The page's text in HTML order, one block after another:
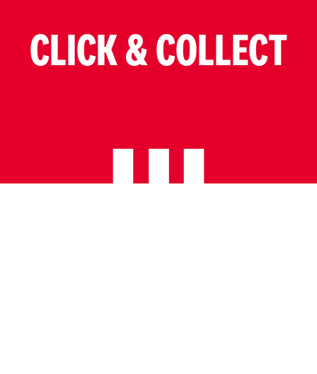
CLICK & COLLECT